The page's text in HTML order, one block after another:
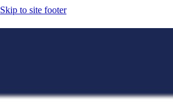
Skip to site footer